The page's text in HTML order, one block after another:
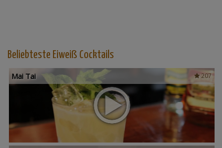
Beliebteste Eiweiß Cocktails
207
Mai Tai